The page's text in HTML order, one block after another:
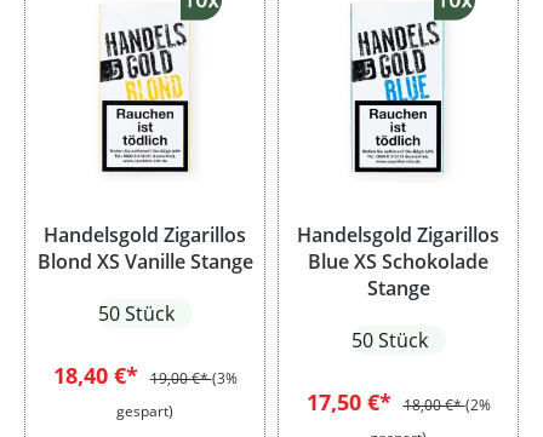
Handelsgold Zigarillos
Blond XS Vanille Stange
50 Stück
18,40 €* 19,00 €*(3%
gespart)
Handelsgold Zigarillos
Blue XS Schokolade
Stange
50 Stück
17,50 €* 18,00 €*(2%